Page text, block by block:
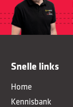
Snelle links
Home
Kennisbank